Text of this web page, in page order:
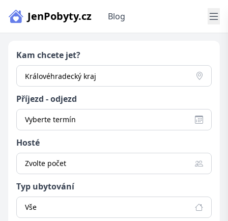
JenPobyty.cz Blog
Kam chcete jet?
Příjezd - odjezd
Vyberte termín
Hosté
Zvolte počet
Typ ubytování
Vše